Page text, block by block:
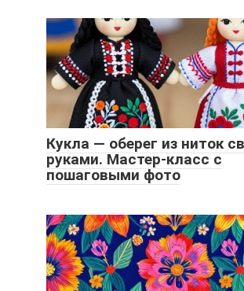
Кукла — оберег из ниток
руками. Мастер-класс с
пошаговыми фото